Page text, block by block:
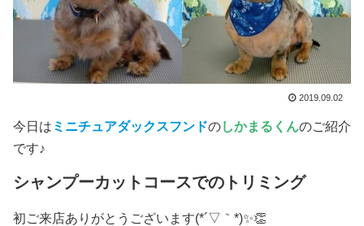
2019.09.02
今日は ミニチュアダックスフンドのしかまるくんのご紹介
です♪
シャンプーカットコースでのトリミング
初ご来店ありがとうございます(*´▽｀*)✨👏